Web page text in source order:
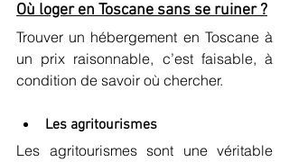
Où loger en Toscane sans se ruiner ?
Trouver un hébergement en Toscane à
un prix raisonnable, c’est faisable, à
condition de savoir où chercher.
Les agritourismes
Les agritourismes sont une véritable